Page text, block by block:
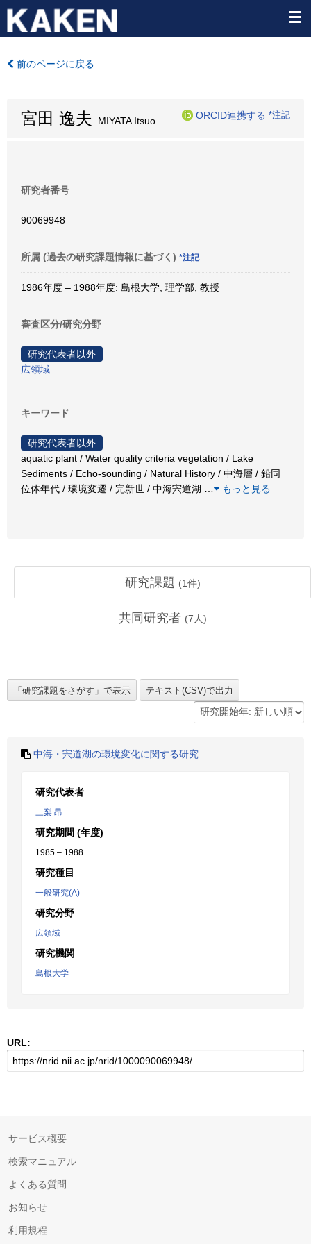
前のページに戻る
宮田 逸夫 MIYATA Itsuo
ORCID連携する *注記
研究者番号
90069948
所属 (過去の研究課題情報に基づく) *注記
1986年度 – 1988年度: 島根大学, 理学部, 教授
審査区分/研究分野
研究代表者以外
広領域
キーワード
研究代表者以外
aquatic plant / Water quality criteria vegetation / Lake
Sediments / Echo-sounding / Natural History / 中海層 / 鉛同
位体年代 / 環境変遷 / 完新世 / 中海宍道湖
もっと見る
研究課題 (1件)
共同研究者 (7 人)
中海・宍道湖の環境変化に関する研究
研究代表者
三梨 昂
研究期間 (年度)
1985 – 1988
研究種目
一般研究(A)
研究分野
広領域
研究機関
島根大学
URL:
サービス概要
検索マニュアル
よくある質問
お知らせ
利用規程